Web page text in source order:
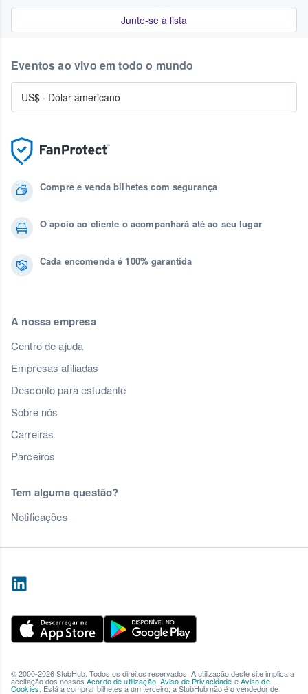
Junte-se à lista
Compre e venda bilhetes com segurança
O apoio ao cliente o acompanhará até ao seu lugar
Cada encomenda é 100% garantida
A nossa empresa
Centro de ajuda
Empresas afiliadas
Desconto para estudante
Sobre nós
Carreiras
Parceiros
Tem alguma questão?
Notificações
Eventos ao vivo em todo o mundo
US$ · Dólar americano
© 2000-2026 StubHub. Todos os direitos reservados. A utilização deste site implica a
aceitação dos nossos Acordo de utilização, Aviso de Privacidade eAviso de
Cookies. Está a comprar bilhetes a um terceiro; a StubHub não é o vendedor de